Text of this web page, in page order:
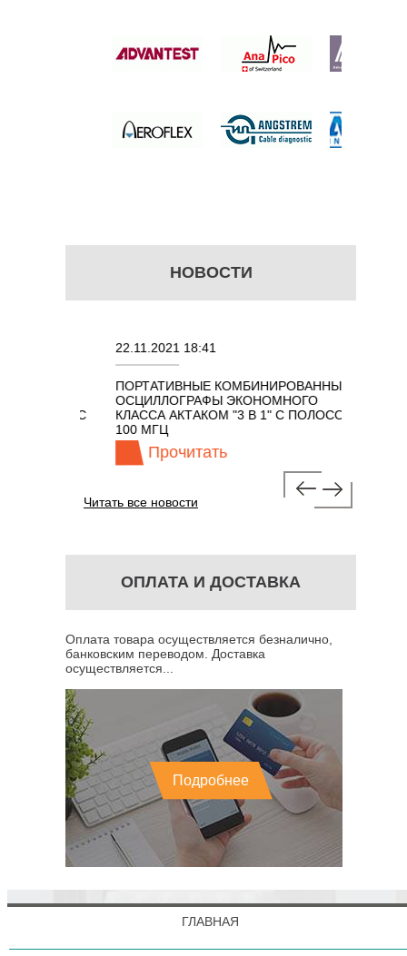
НОВОСТИ
22.11.2021 18:41
ПОРТАТИВНЫЕ КОМБИНИРОВАННЫЕ
ОСЦИЛЛОГРАФЫ ЭКОНОМНОГО
КЛАССА АКТАКОМ "3 В 1" С ПОЛОСОЙ
100 МГЦ
Прочитать
Читать все новости
ОПЛАТА И ДОСТАВКА
Оплата товара осуществляется безналично,
банковским переводом. Доставка
осуществляется...
Подробнее
ГЛАВНАЯ